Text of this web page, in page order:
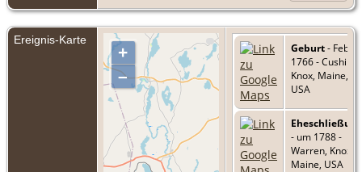
Ereignis-Karte
+
–
Geburt- Feb
1766 - Cushing,
Knox, Maine,
USA
Eheschließung
- um 1788 -
Warren, Knox,
Maine, USA